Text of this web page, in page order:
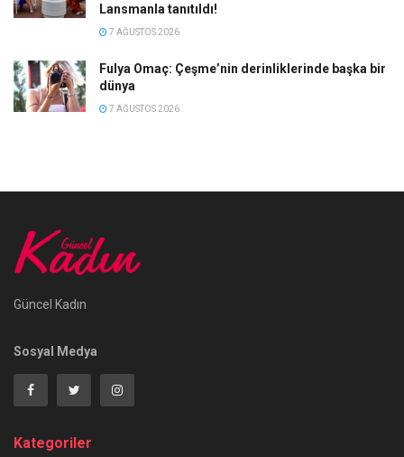
Lansmanla tanıtıldı!
7 AĞUSTOS 2026
Fulya Omaç: Çeşme’nin derinliklerinde başka bir
dünya
7 AĞUSTOS 2026
Güncel Kadın
Sosyal Medya
Kategoriler